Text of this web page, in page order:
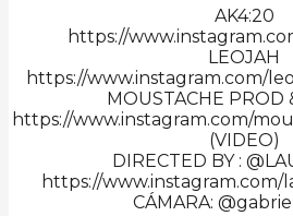
AK4:20
https://
LEOJAH
https://www.instagram.com/
MOUSTACHE PROD
https://www.instagram.com/
(VIDEO)
DIRECTED BY :
https://www.instagram.com/
CÁMARA: